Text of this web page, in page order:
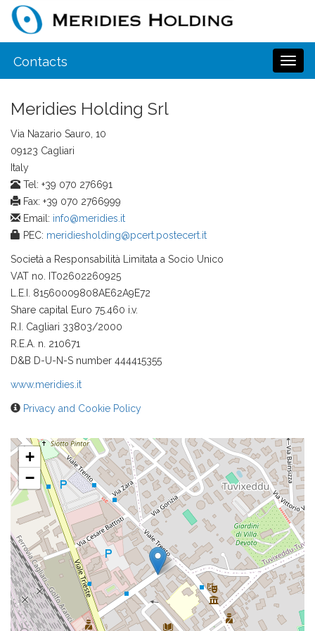
Contacts
Meridies Holding Srl
Via Nazario Sauro, 10
09123 Cagliari
Italy
Tel: +39 070 276691
Fax: +39 070 2766999
Email: info@meridies.it
PEC: meridiesholding@pcert.postecert.it
Società a Responsabilità Limitata a Socio Unico
VAT no. IT02602260925
L.E.I. 81560009808AE62A9E72
Share capital Euro 75.460 i.v.
R.I. Cagliari 33803/2000
R.E.A. n. 210671
D&B D-U-N-S number 444415355
www.meridies.it
Privacy and Cookie Policy
+
−